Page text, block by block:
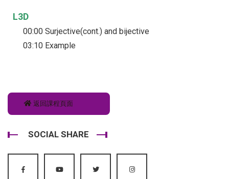
L3D
00:00 Surjective(cont.) and bijective
03:10 Example
返回課程頁面
SOCIAL SHARE